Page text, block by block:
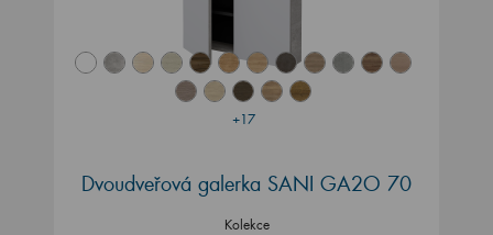
+17
Dvoudveřová galerka SANI GA2O 70
Kolekce